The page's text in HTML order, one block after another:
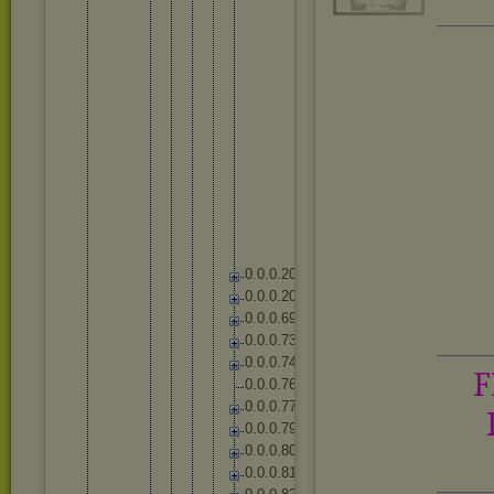
Khaz
n
0.0.0.20
0.0.0.20
0.0.0.69
0.0.0.73
0.0.0.74
0.0.0.76
0.0.0.77
0.0.0.79
0.0.0.80
0.0.0.81